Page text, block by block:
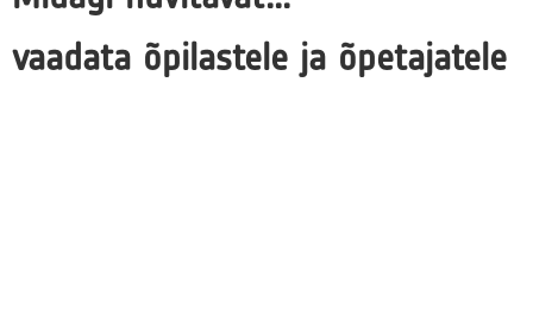
vaadata õpilastele ja õpetajatele